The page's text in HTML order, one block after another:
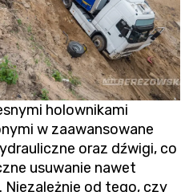
holownikami
w zaawansowane
oraz dźwigi, co
usuwanie nawet
od tego, czy